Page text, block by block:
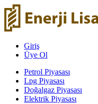
Giriş
Üye Ol
Petrol Piyasası
Lpg Piyasası
Doğalgaz Piyasası
Elektrik Piyasası